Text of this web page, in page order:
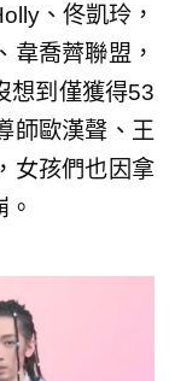
、佟凱玲，
韋喬薺聯盟，
想到僅獲得53
師歐漢聲、王
女孩們也因拿